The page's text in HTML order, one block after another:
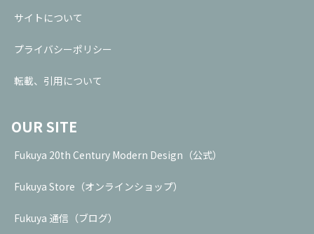
サイトについて
プライバシーポリシー
転載、引用について
OUR SITE
Fukuya 20th Century Modern Design（公式）
Fukuya Store（オンラインショップ）
Fukuya 通信（ブログ）